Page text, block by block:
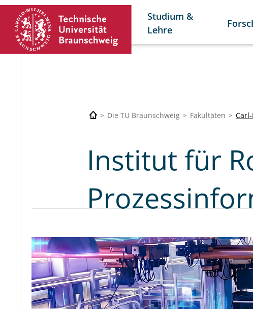
Studium &
Lehre
Die TU Braunschweig Fakultäten
Institut für